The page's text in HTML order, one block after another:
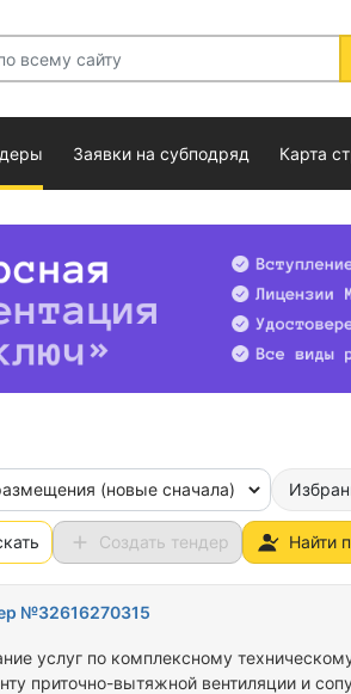
Заявки на субподряд Карта
(новые сначала)
Создать тендер Найти
№32616270315
услуг по комплексному
приточно-вытяжной вентиляции и